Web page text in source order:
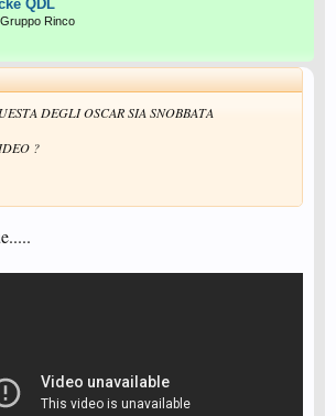
QDL
Rinco
DEGLI OSCAR SIA SNOBBATA
?